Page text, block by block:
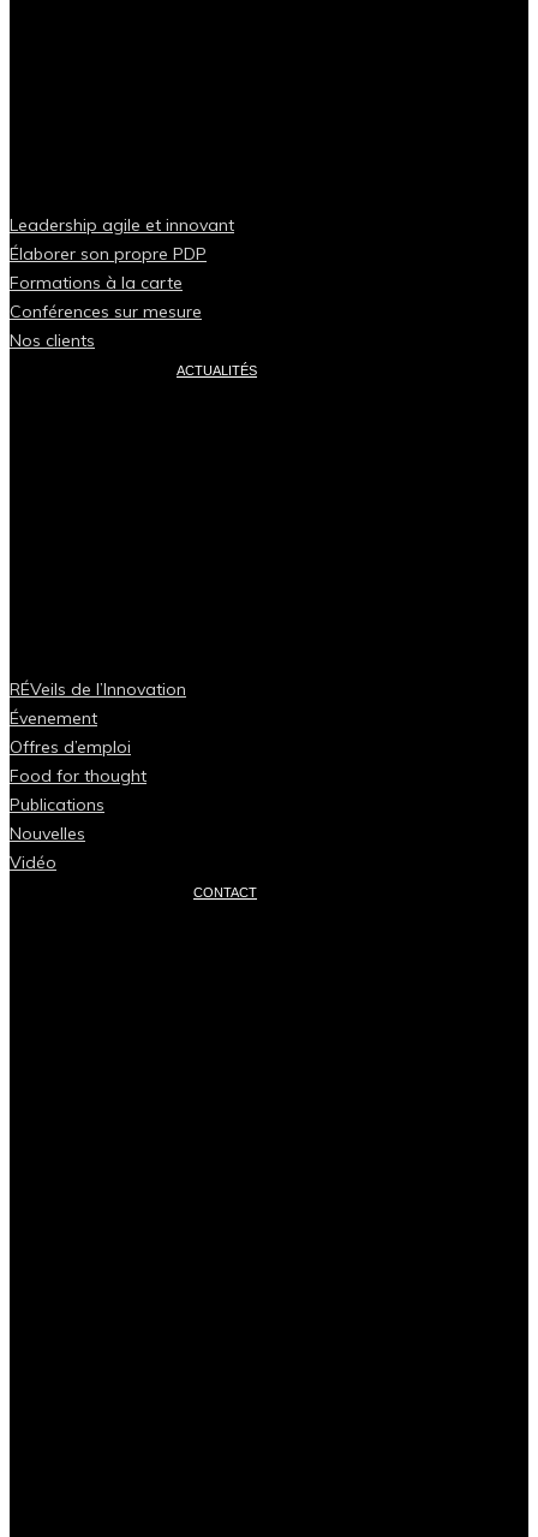
Leadership agile et innovant
Élaborer son propre PDP
Formations à la carte
Conférences sur mesure
Nos clients
ACTUALITÉS
RÉVeils de l’Innovation
Évenement
Offres d’emploi
Food for thought
Publications
Nouvelles
Vidéo
CONTACT